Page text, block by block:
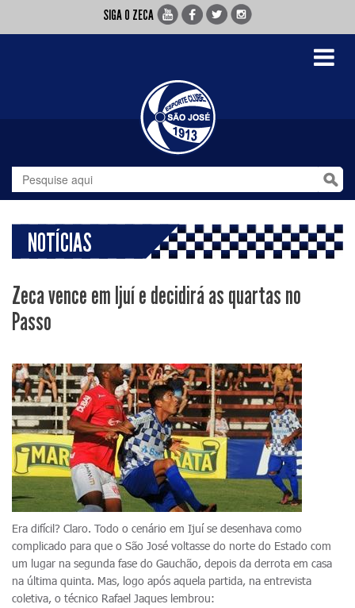
SIGA O ZECA
Toggle
NOTÍCIAS
Zeca vence em Ijuí e decidirá as quartas no
Passo
Era difícil? Claro. Todo o cenário em Ijuí se desenhava como
complicado para que o São José voltasse do norte do Estado com
um lugar na segunda fase do Gauchão, depois da derrota em casa
na última quinta. Mas, logo após aquela partida, na entrevista
coletiva, o técnico Rafael Jaques lembrou: